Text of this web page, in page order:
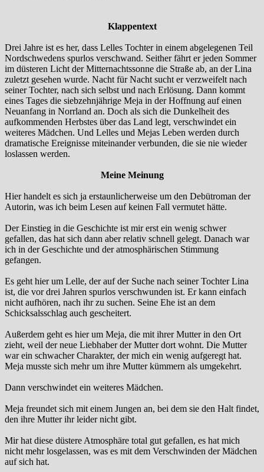
Klappentext
Drei Jahre ist es her, dass Lelles Tochter in einem abgelegenen Teil
Nordschwedens spurlos verschwand. Seither fährt er jeden Sommer
im düsteren Licht der Mitternachtssonne die Straße ab, an der Lina
zuletzt gesehen wurde. Nacht für Nacht sucht er verzweifelt nach
seiner Tochter, nach sich selbst und nach Erlösung. Dann kommt
eines Tages die siebzehnjährige Meja in der Hoffnung auf einen
Neuanfang in Norrland an. Doch als sich die Dunkelheit des
aufkommenden Herbstes über das Land legt, verschwindet ein
weiteres Mädchen. Und Lelles und Mejas Leben werden durch
dramatische Ereignisse miteinander verbunden, die sie nie wieder
loslassen werden.
Meine Meinung
Hier handelt es sich ja erstaunlicherweise um den Debütroman der
Autorin, was ich beim Lesen auf keinen Fall vermutet hätte.
Der Einstieg in die Geschichte ist mir erst ein wenig schwer
gefallen, das hat sich dann aber relativ schnell gelegt. Danach war
ich in der Geschichte und der atmosphärischen Stimmung
gefangen.
Es geht hier um Lelle, der auf der Suche nach seiner Tochter Lina
ist, die vor drei Jahren spurlos verschwunden ist. Er kann einfach
nicht aufhören, nach ihr zu suchen. Seine Ehe ist an dem
Schicksalsschlag auch gescheitert.
Außerdem geht es hier um Meja, die mit ihrer Mutter in den Ort
zieht, weil der neue Liebhaber der Mutter dort wohnt. Die Mutter
war ein schwacher Charakter, der mich ein wenig aufgeregt hat.
Meja musste sich mehr um ihre Mutter kümmern als umgekehrt.
Dann verschwindet ein weiteres Mädchen.
Meja freundet sich mit einem Jungen an, bei dem sie den Halt findet,
den ihre Mutter ihr leider nicht gibt.
Mir hat diese düstere Atmosphäre total gut gefallen, es hat mich
nicht mehr losgelassen, was es mit dem Verschwinden der Mädchen
auf sich hat.